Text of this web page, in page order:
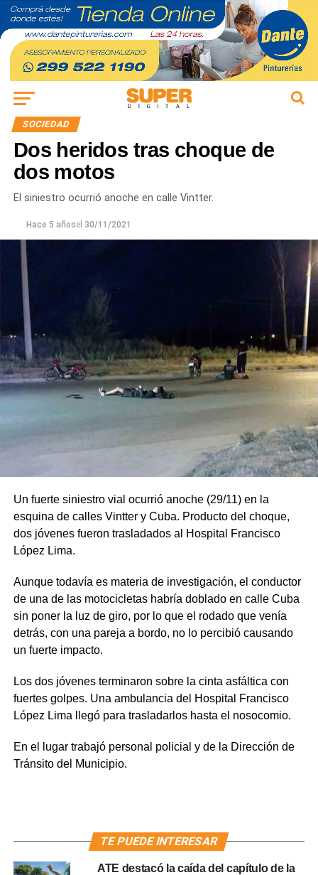
SOCIEDAD
Dos heridos tras choque de
dos motos
El siniestro ocurrió anoche en calle Vintter.
Hace 5 añosel 30/11/2021
Un fuerte siniestro vial ocurrió anoche (29/11) en la
esquina de calles Vintter y Cuba. Producto del choque,
dos jóvenes fueron trasladados al Hospital Francisco
López Lima.
Aunque todavía es materia de investigación, el conductor
de una de las motocicletas habría doblado en calle Cuba
sin poner la luz de giro, por lo que el rodado que venía
detrás, con una pareja a bordo, no lo percibió causando
un fuerte impacto.
Los dos jóvenes terminaron sobre la cinta asfáltica con
fuertes golpes. Una ambulancia del Hospital Francisco
López Lima llegó para trasladarlos hasta el nosocomio.
En el lugar trabajó personal policial y de la Dirección de
Tránsito del Municipio.
TE PUEDE INTERESAR
ATE destacó la caída del capítulo de la